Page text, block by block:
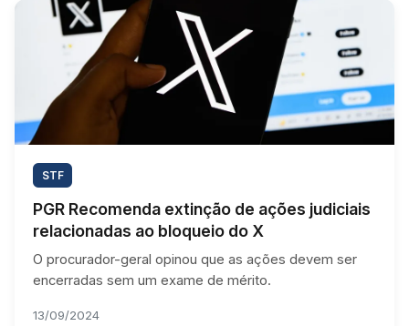
STF
PGR Recomenda extinção de ações judiciais
relacionadas ao bloqueio do X
O procurador-geral opinou que as ações devem ser
encerradas sem um exame de mérito.
13/09/2024